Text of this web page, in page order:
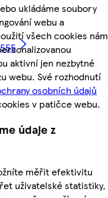
ukládáme soubory
webu a
všech cookies nám
aktivní jen nezbytné
webu. Své rozhodnutí
osobních údajů
v patičce webu.
údaje z
měřit efektivitu
uživatelské statistiky,